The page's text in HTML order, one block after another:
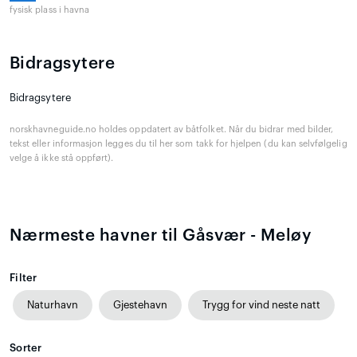
fysisk plass i havna
Bidragsytere
Bidragsytere
norskhavneguide.no holdes oppdatert av båtfolket. Når du bidrar med bilder,
tekst eller informasjon legges du til her som takk for hjelpen (du kan selvfølgelig
velge å ikke stå oppført).
Nærmeste havner til Gåsvær - Meløy
Filter
Naturhavn Gjestehavn Trygg for vind neste natt
Sorter